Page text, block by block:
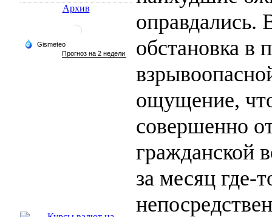
Архив
оправдались.
обстановка в
ощущение,
совершенно
гражданской
за месяц где-